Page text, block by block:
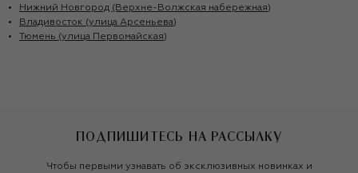
Нижний Новгород (Верхне-Волжская набережная)
Владивосток (улица Арсеньева)
Тюмень (улица Первомайская)
ПОДПИШИТЕСЬ НА РАССЫЛКУ
Чтобы первыми узнавать об эксклюзивных новинках и